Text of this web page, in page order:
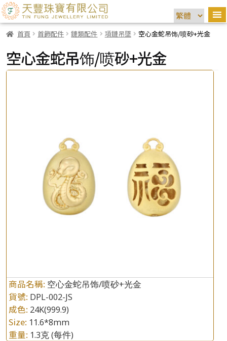
首頁 首飾配件 鏈類配件 項鏈吊墜 空心金蛇吊饰/喷砂+光金
空心金蛇吊饰/喷砂+光金
商品名稱: 空心金蛇吊饰/喷砂+光金
貨號: DPL-002-JS
成色: 24K(999.9)
Size: 11.6*8mm
重量: 1.3克(每件)